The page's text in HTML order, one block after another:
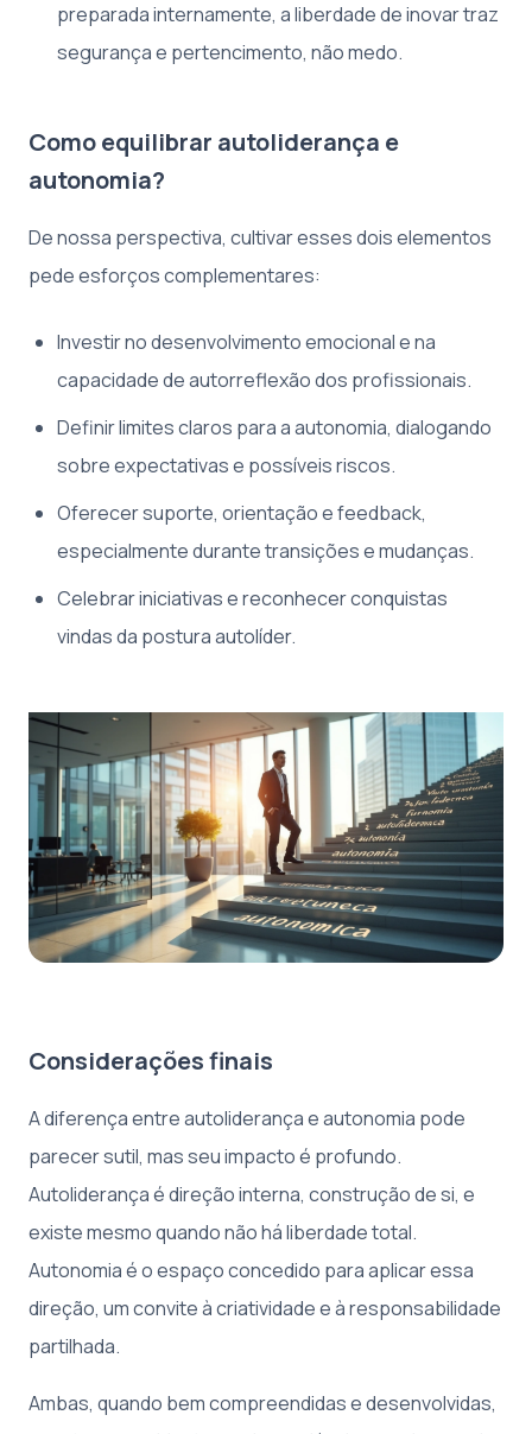
preparada internamente, a liberdade de inovar traz
segurança e pertencimento, não medo.
Como equilibrar autoliderança e
autonomia?
De nossa perspectiva, cultivar esses dois elementos
pede esforços complementares:
Investir no desenvolvimento emocional e na
capacidade de autorreflexão dos profissionais.
Definir limites claros para a autonomia, dialogando
sobre expectativas e possíveis riscos.
Oferecer suporte, orientação e feedback,
especialmente durante transições e mudanças.
Celebrar iniciativas e reconhecer conquistas
vindas da postura autolíder.
Considerações finais
A diferença entre autoliderança e autonomia pode
parecer sutil, mas seu impacto é profundo.
Autoliderança é direção interna, construção de si, e
existe mesmo quando não há liberdade total.
Autonomia é o espaço concedido para aplicar essa
direção, um convite à criatividade e à responsabilidade
partilhada.
Ambas, quando bem compreendidas e desenvolvidas,